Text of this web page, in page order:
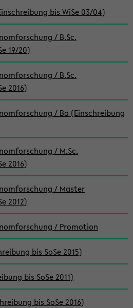
bis WiSe 03/04)
/ B.Sc.
19/20)
/ B.Sc.
2016)
/ Ba (Einschreibung
/ M.Sc.
2016)
/ Master
2012)
/ Promotion
bis SoSe 2015)
bis SoSe 2011)
bis SoSe 2016)